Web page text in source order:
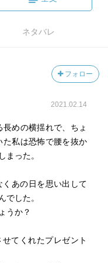
ネタバレ
フォロー
2021.02.14
めの横揺れで、ちょ
た私は恐怖で腰を抜か
まった。
あの日を思い出して
でした。
うか？
てくれたプレゼント